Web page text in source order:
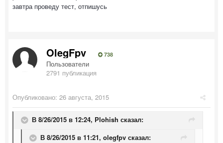
завтра проведу тест, отпишусь
OlegFpv 738
Пользователи
2791 публикация
Опубликовано: 26 августа, 2015
В 8/26/2015 в 12:24, Plohish сказал:
В 8/26/2015 в 11:21, olegfpv сказал: